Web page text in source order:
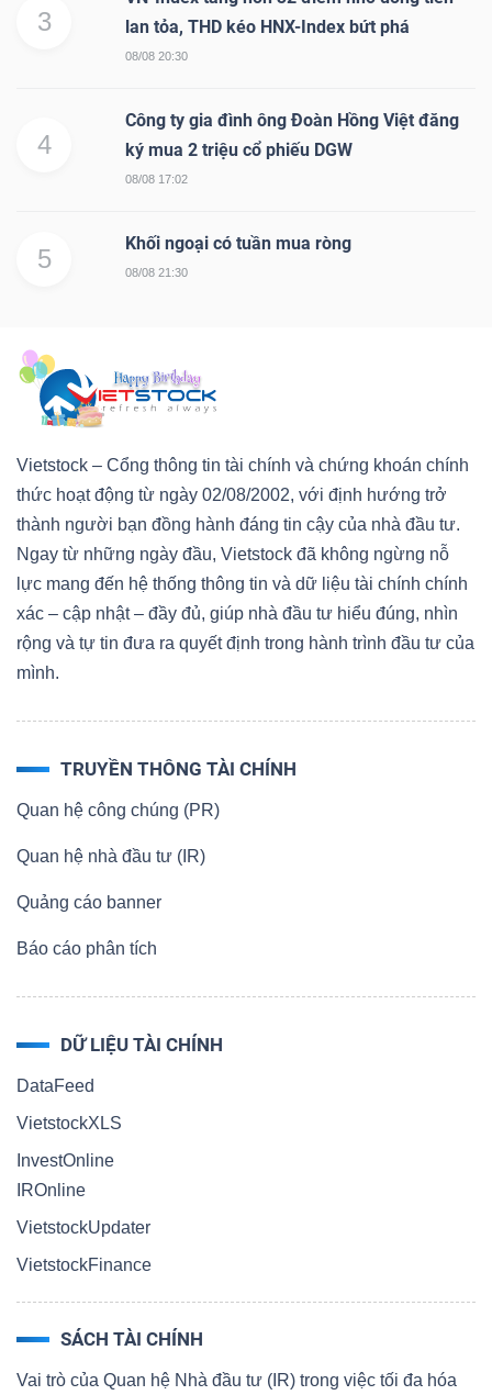
3
lan tỏa, THD kéo HNX-Index bứt phá
08/08 20:30
4
Công ty gia đình ông Đoàn Hồng Việt đăng
ký mua 2 triệu cổ phiếu DGW
08/08 17:02
5
Khối ngoại có tuần mua ròng
08/08 21:30
Vietstock – Cổng thông tin tài chính và chứng khoán chính
thức hoạt động từ ngày 02/08/2002, với định hướng trở
thành người bạn đồng hành đáng tin cậy của nhà đầu tư.
Ngay từ những ngày đầu, Vietstock đã không ngừng nỗ
lực mang đến hệ thống thông tin và dữ liệu tài chính chính
xác – cập nhật – đầy đủ, giúp nhà đầu tư hiểu đúng, nhìn
rộng và tự tin đưa ra quyết định trong hành trình đầu tư của
mình.
TRUYỀN THÔNG TÀI CHÍNH
Quan hệ công chúng (PR)
Quan hệ nhà đầu tư (IR)
Quảng cáo banner
Báo cáo phân tích
DỮ LIỆU TÀI CHÍNH
DataFeed
VietstockXLS
InvestOnline
IROnline
VietstockUpdater
VietstockFinance
SÁCH TÀI CHÍNH
Vai trò của Quan hệ Nhà đầu tư (IR) trong việc tối đa hóa